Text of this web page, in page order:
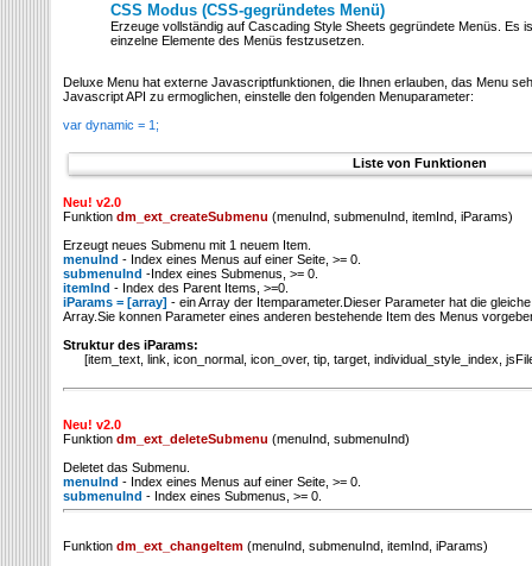
CSS Modus (CSS-gegründetes Menü)
Erzeuge vollständig auf Cascading Style Sheets gegründete Menüs. Es
einzelne Elemente des Menüs festzusetzen.
Deluxe Menu hat externe Javascriptfunktionen, die Ihnen erlauben, das Menu
Javascript API zu ermoglichen, einstelle den folgenden Menuparameter:
var dynamic = 1;
Liste von Funktionen
Neu! v2.0
Funktion dm_ext_createSubmenu (menuInd, submenuInd, itemInd, iParams)
Erzeugt neues Submenu mit 1 neuem Item.
menuInd - Index eines Menus auf einer Seite, >= 0.
submenuInd -Index eines Submenus, >= 0.
itemInd - Index des Parent Items, >=0.
iParams = [array] - ein Array der Itemparameter.Dieser Parameter hat die
Array.Sie konnen Parameter eines anderen bestehende Item des Menus
Struktur des iParams:
[item_text, link, icon_normal, icon_over, tip, target, individual_style_index,
Neu! v2.0
Funktion dm_ext_deleteSubmenu (menuInd, submenuInd)
Deletet das Submenu.
menuInd - Index eines Menus auf einer Seite, >= 0.
submenuInd - Index eines Submenus, >= 0.
Funktion dm_ext_changeItem (menuInd, submenuInd, itemInd, iParams)